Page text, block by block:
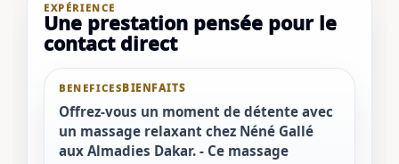
EXPÉRIENCE
Une prestation pensée pour le
contact direct
BENEFICES
Offrez-vous un moment de détente avec
un massage relaxant chez Néné Gallé
aux Almadies Dakar. - Ce massage